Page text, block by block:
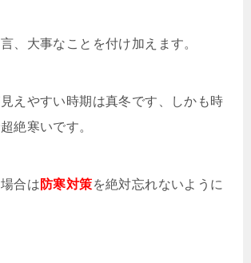
、大事なことを付け加えます。
えやすい時期は真冬です、しかも時
絶寒いです。
合は 防寒対策を絶対忘れないように